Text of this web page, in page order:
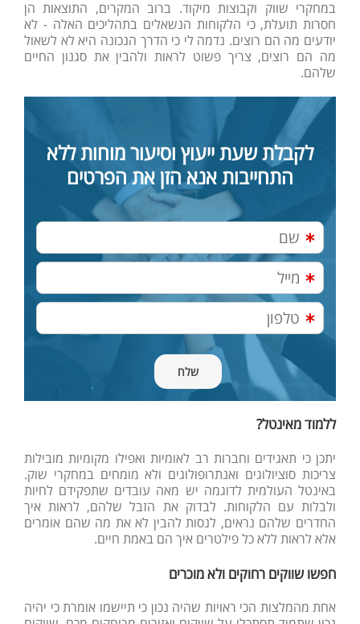
במחקרי שווק וקבוצות מיקוד. ברוב המקרים, התוצאות הן
חסרות תועלת, כי הלקוחות הנשאלים בתהליכים האלה - לא
יודעים מה הם רוצים. נדמה לי כי הדרך הנכונה היא לא לשאול
מה הם רוצים, צריך פשוט לראות ולהבין את סגנון החיים
שלהם.
לקבלת שעת ייעוץ וסיעור מוחות ללא
התחייבות אנא הזן את הפרטים
ללמוד מאינטל?
יתכן כי תאגידים וחברות רב לאומיות ואפילו מקומיות מובילות
צריכות סוציולוגים ואנתרופולוגים ולא מומחים במחקרי שוק.
באינטל העולמית לדוגמה יש מאה עובדים שתפקידם לחיות
ולבלות עם הלקוחות. לבדוק את הזבל שלהם, לראות איך
החדרים שלהם נראים, לנסות להבין לא את מה שהם אומרים
אלא לראות ללא כל פילטרים איך הם באמת חיים.
חפשו שווקים רחוקים ולא מוכרים
אחת מהמלצות הכי ראויות שהיה נכון כי תיישמו אומרת כי יהיה